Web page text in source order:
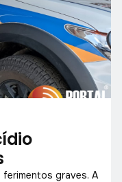
graves. A